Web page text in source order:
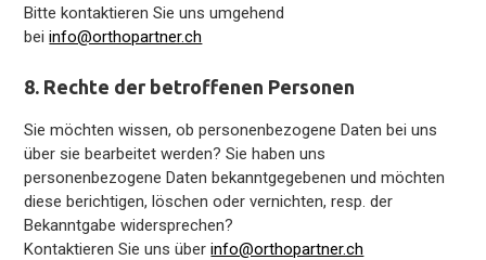
Bitte kontaktieren Sie uns umgehend
beiinfo@orthopartner.ch
8. Rechte der betroffenen Personen
Sie möchten wissen, ob personenbezogene Daten bei uns
über sie bearbeitet werden? Sie haben uns
personenbezogene Daten bekanntgegebenen und möchten
diese berichtigen, löschen oder vernichten, resp. der
Bekanntgabe widersprechen?
Kontaktieren Sie uns überinfo@orthopartner.ch